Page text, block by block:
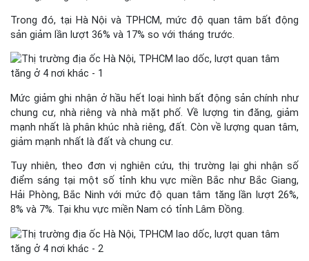
Trong đó, tại Hà Nội và TPHCM, mức độ quan tâm bất động
sản giảm lần lượt 36% và 17% so với tháng trước.
Mức giảm ghi nhận ở hầu hết loại hình bất động sản chính như
chung cư, nhà riêng và nhà mặt phố. Về lượng tin đăng, giảm
mạnh nhất là phân khúc nhà riêng, đất. Còn về lượng quan tâm,
giảm mạnh nhất là đất và chung cư.
Tuy nhiên, theo đơn vị nghiên cứu, thị trường lại ghi nhận số
điểm sáng tại một số tỉnh khu vực miền Bắc như Bắc Giang,
Hải Phòng, Bắc Ninh với mức độ quan tâm tăng lần lượt 26%,
8% và 7%. Tại khu vực miền Nam có tỉnh Lâm Đồng.